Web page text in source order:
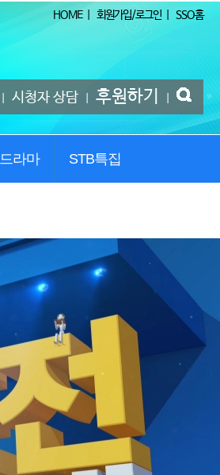
HOME| 회원가입/로그인 SSO홈
시청자 상담 후원하기
드라마 STB특집